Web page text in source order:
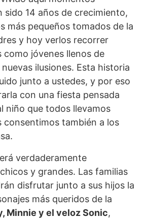
sido 14 años de crecimiento,
más pequeños tomados de la
y hoy verlos recorrer
como jóvenes llenos de
ilusiones. Esta historia
junto a ustedes, y por eso
con una fiesta pensada
niño que todos llevamos
consentimos también a los
verdaderamente
y grandes. Las familias
disfrutar junto a sus hijos la
más queridos de la
Minnie y el veloz Sonic,